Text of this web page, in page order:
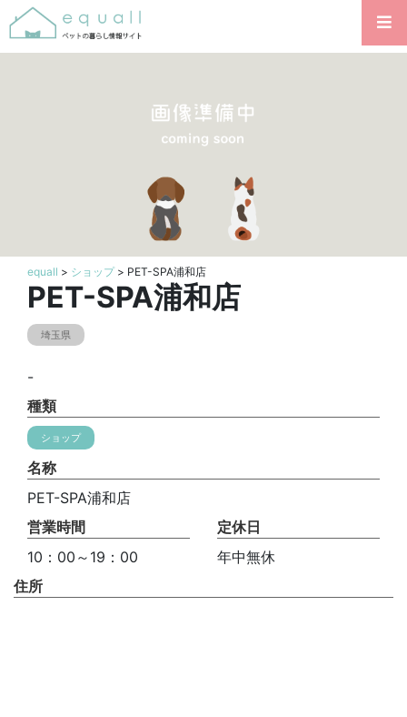
equall > ショップ> PET-SPA浦和店
PET-SPA浦和店
埼玉県
-
種類
ショップ
名称
PET-SPA浦和店
営業時間
10：00～19：00
定休日
年中無休
住所